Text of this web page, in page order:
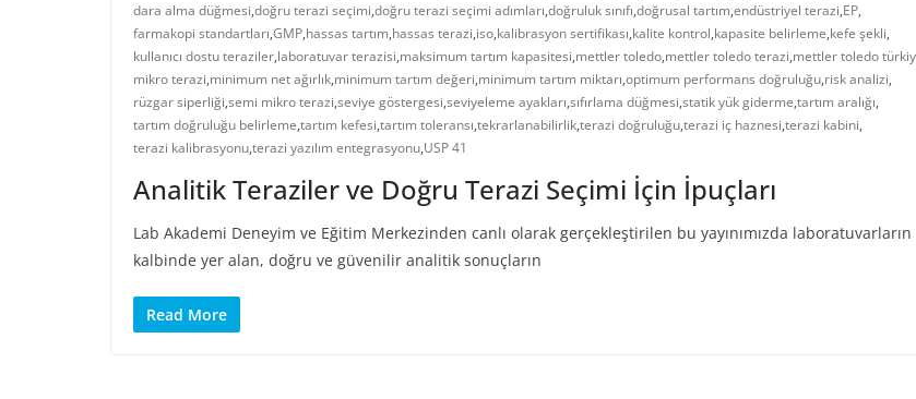
dara alma düğmesi,doğru terazi seçimi,doğru terazi seçimi adımları,doğruluk sınıfı,doğrusal tartım,endüstriyel terazi,EP,
farmakopi standartları,GMP,hassas tartım,hassas terazi,iso,kalibrasyon sertifikası,kalite kontrol,kapasite belirleme,kefe şekli,
kullanıcı dostu teraziler,laboratuvar terazisi,maksimum tartım kapasitesi,mettler toledo,mettler toledo terazi,mettler toledo
mikro terazi,minimum net ağırlık,minimum tartım değeri,minimum tartım miktarı,optimum performans doğruluğu,risk analizi,
rüzgar siperliği,semi mikro terazi,seviye göstergesi,seviyeleme ayakları,sıfırlama düğmesi,statik yük giderme,tartım aralığı,
tartım doğruluğu belirleme,tartım kefesi,tartım toleransı,tekrarlanabilirlik,terazi doğruluğu,terazi iç haznesi,terazi kabini,
terazi kalibrasyonu,terazi yazılım entegrasyonu,USP 41
Analitik Teraziler ve Doğru Terazi Seçimi İçin İpuçları
Lab Akademi Deneyim ve Eğitim Merkezinden canlı olarak gerçekleştirilen bu yayınımızda laboratuvarların
kalbinde yer alan, doğru ve güvenilir analitik sonuçların
Read More